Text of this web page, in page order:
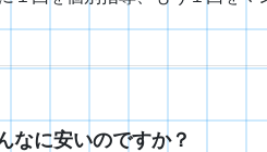
なに安いのですか？